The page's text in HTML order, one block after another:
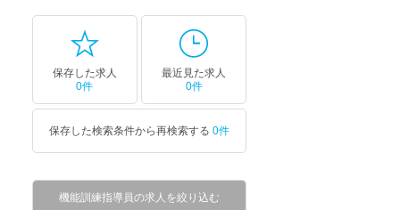
保存した求人
0件
最近見た求人
0件
保存した検索条件から再検索する 0件
機能訓練指導員の求人を絞り込む